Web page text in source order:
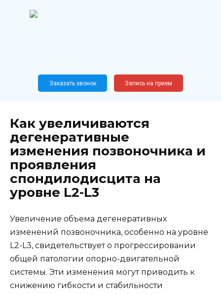
Новослободская, 62, к12
Заказать звонок Запись на прием
Как увеличиваются
дегенеративные
изменения позвоночника и
проявления
спондилодисцита на
уровне L2-L3
Увеличение объема дегенеративных
изменений позвоночника, особенно на уровне
L2-L3, свидетельствует о прогрессировании
общей патологии опорно-двигательной
системы. Эти изменения могут приводить к
снижению гибкости и стабильности